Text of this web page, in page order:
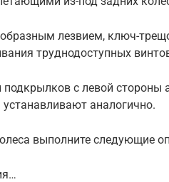
лезвием, ключ-
труднодоступных
подкрылков с левой
аналогично.
выполните следующие